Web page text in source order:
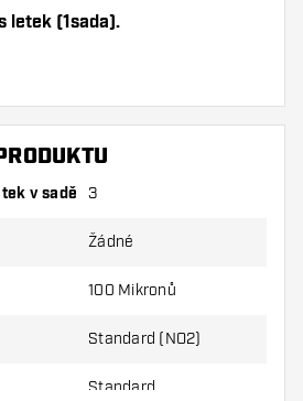
letek (1sada).
po ruce dostatek letky a
používáním poškodit
materiál nebo tloušťku
v sadě 3
Žádné
100 Mikronů
Standard (NO2)
Standard